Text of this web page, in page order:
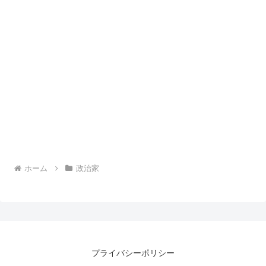
ホーム 政治家
プライバシーポリシー